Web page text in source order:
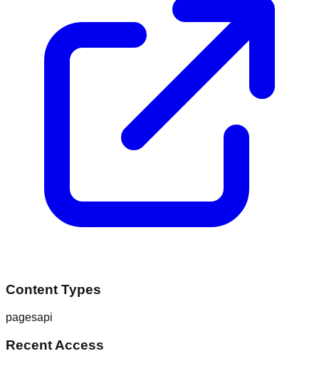
Content Types
pagesapi
Recent Access